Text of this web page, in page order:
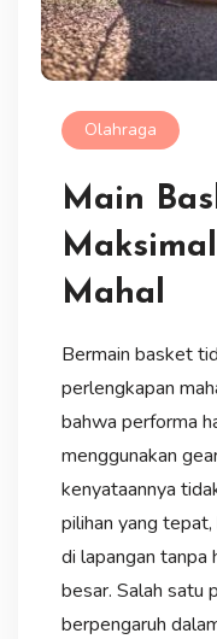
Olahraga
Main
Mahal
Bermain basket
perlengkapan
bahwa performa
menggunakan
kenyataannya
pilihan yang
di lapangan tanpa
besar. Salah satu
berpengaruh